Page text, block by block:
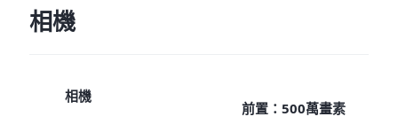
相機
相機
前置：500萬畫素